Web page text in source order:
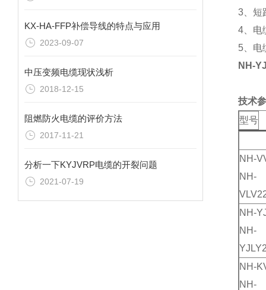
KX-HA-FFP补偿导线的特点与应用
2023-09-07
中压变频电缆现状浅析
2018-12-15
阻燃防火电缆的评价方法
2017-11-21
分析一下KYJVRP电缆的开裂问题
2021-07-19
3、短
4、电
5、电
NH-
技术
型号
NH-
NH-
NH-
NH-
NH-
NH-